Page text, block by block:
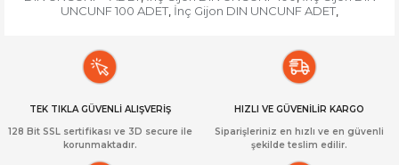
UNCUNF 100 ADET, İnç Gijon DIN UNCUNF ADET,
TEK TIKLA GÜVENLİ ALIŞVERİŞ
128 Bit SSL sertifikası ve 3D secure ile
korunmaktadır.
HIZLI VE GÜVENİLİR KARGO
Siparişleriniz en hızlı ve en güvenli
şekilde teslim edilir.